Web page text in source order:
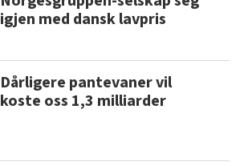
igjen med dansk lavpris
Dårligere pantevaner vil
koste oss 1,3 milliarder